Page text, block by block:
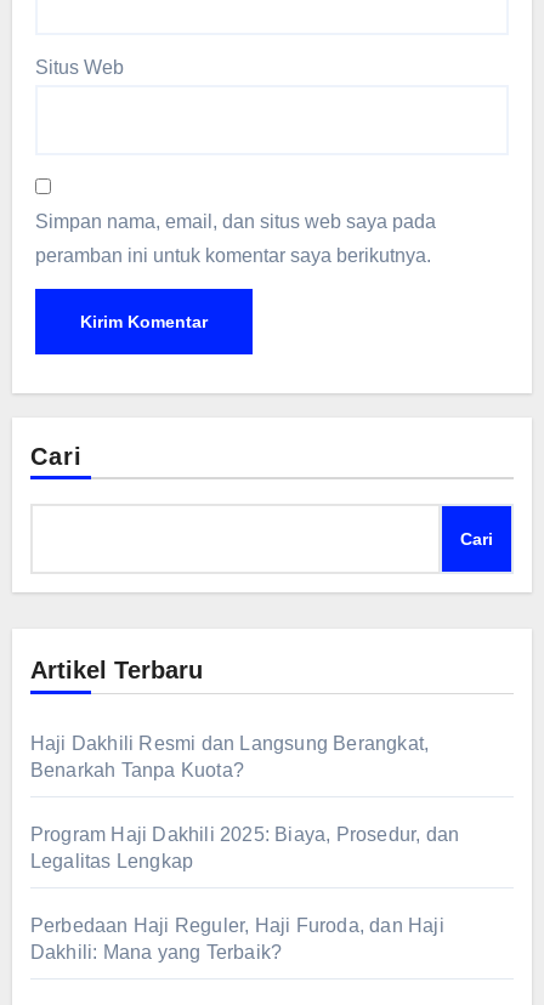
Situs Web
Simpan nama, email, dan situs web saya pada
peramban ini untuk komentar saya berikutnya.
Cari
Cari
Artikel Terbaru
Haji Dakhili Resmi dan Langsung Berangkat,
Benarkah Tanpa Kuota?
Program Haji Dakhili 2025: Biaya, Prosedur, dan
Legalitas Lengkap
Perbedaan Haji Reguler, Haji Furoda, dan Haji
Dakhili: Mana yang Terbaik?